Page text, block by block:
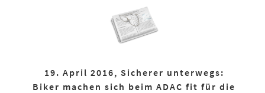
19. April 2016, Sicherer unterwegs:
Biker machen sich beim ADAC fit für die